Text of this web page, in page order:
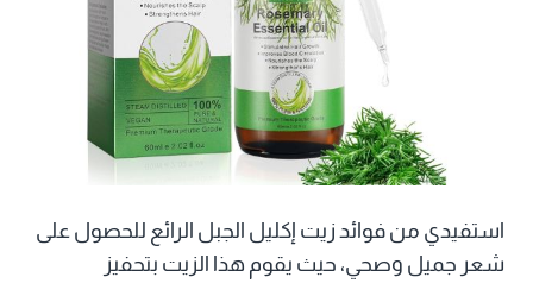
استفيدي من فوائد زيت إكليل الجبل الرائع للحصول على
شعر جميل وصحي، حيث يقوم هذا الزيت بتحفيز